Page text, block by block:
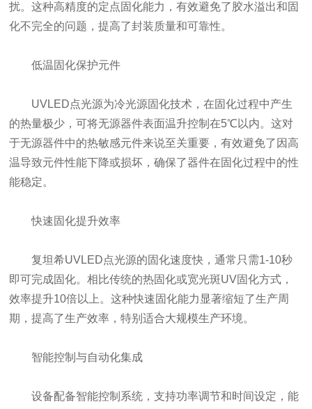
扰。这种高精度的定点固化能力，有效避免了胶水溢出和固
化不完全的问题，提高了封装质量和可靠性。
低温固化保护元件
UVLED点光源为冷光源固化技术，在固化过程中产生
的热量极少，可将无源器件表面温升控制在5℃以内。这对
于无源器件中的热敏感元件来说至关重要，有效避免了因高
温导致元件性能下降或损坏，确保了器件在固化过程中的性
能稳定。
快速固化提升效率
复坦希UVLED点光源的固化速度快，通常只需1-10秒
即可完成固化。相比传统的热固化或宽光斑UV固化方式，
效率提升10倍以上。这种快速固化能力显著缩短了生产周
期，提高了生产效率，特别适合大规模生产环境。
智能控制与自动化集成
设备配备智能控制系统，支持功率调节和时间设定，能